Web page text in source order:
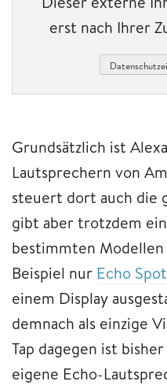
erst nach Ihrer
Grundsätzlich ist
Lautsprechern von
steuert dort auch die
gibt aber trotzdem
bestimmten Modellen
Beispiel nur Echo Spot
einem Display
demnach als einzige
Tap dagegen ist
eigene Echo-